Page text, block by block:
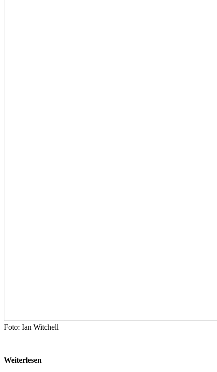
Foto: Ian Witchell
Weiterlesen